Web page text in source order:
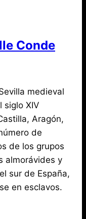
Conde
medieval
siglo XIV
Aragón,
de
de los grupos
almorávides y
sur de España,
en esclavos.